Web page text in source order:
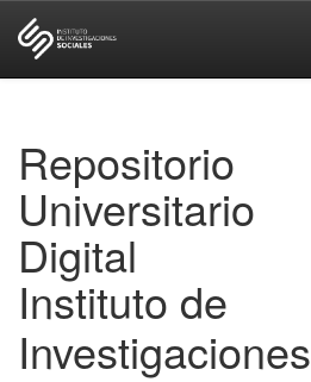
Repositorio
Universitario
Digital
Instituto de